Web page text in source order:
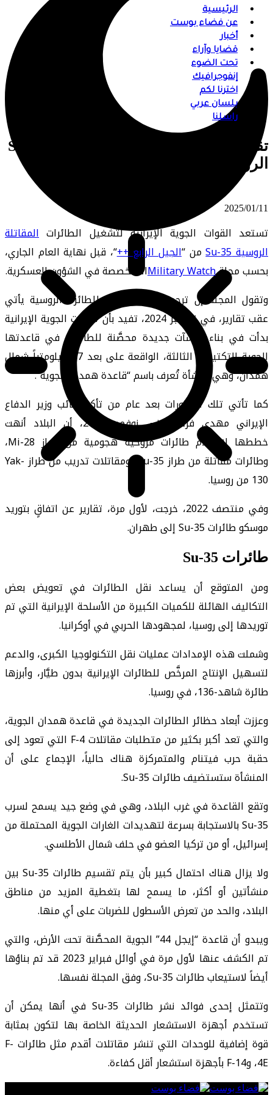
الرئيسية
عن فضاء بوست
أخبار
قضايا وآراء
تحت الضوء
إنفوجرافيك
اخترنا لكم
بلسان عربي
راسلنا
تقرير: إيران تستعد لتشغيل مقاتلات Su-35
الروسية
⠀ 2025/01/11
تستعد القوات الجوية الإيرانية لتشغيل الطائرات المقاتلة
الروسية Su-35
من “الجيل الرابع ++“، قبل نهاية العام الجاري،
بحسب مجلةMilitary Watchالمتخصصة في الشؤون العسكرية.
وتقول المجلة إن ترجيح تشغيل إيران للطائرة الروسية يأتي
عقب تقارير، في نوفمبر 2024، تفيد بأن القوات الجوية الإيرانية
بدأت في بناء منشآت جديدة محصَّنة للطائرات في قاعدتها
الجوية التكتيكية الثالثة، الواقعة على بعد 47 كيلومتراً شمال
همدان، وهي منشأة تُعرف باسم “قاعدة همدان الجوية”.
كما تأتي تلك التطورات بعد عام من تأكيد نائب وزير الدفاع
الإيراني مهدي فرحي، في نوفمبر 2023، أن البلاد أنهت
خططها لاستلام طائرات مروحية هجومية من طراز Mi-28،
وطائرات مقاتلة من طراز Su-35، ومقاتلات تدريب من طراز Yak-
130 من روسيا.
وفي منتصف 2022، خرجت، لأول مرة، تقارير عن اتفاقٍ بتوريد
موسكو طائرات Su-35 إلى طهران.
طائرات Su-35
ومن المتوقع أن يساعد نقل الطائرات في تعويض بعض
التكاليف الهائلة للكميات الكبيرة من الأسلحة الإيرانية التي تم
توريدها إلى روسيا، لمجهودها الحربي في أوكرانيا.
وشملت هذه الإمدادات عمليات نقل التكنولوجيا الكبرى، والدعم
لتسهيل الإنتاج المرخَّص للطائرات الإيرانية بدون طيَّار، وأبرزها
طائرة شاهد-136، في روسيا.
وعززت أبعاد حظائر الطائرات الجديدة في قاعدة همدان الجوية،
والتي تعد أكبر بكثير من متطلبات مقاتلات F-4 التي تعود إلى
حقبة حرب فيتنام والمتمركزة هناك حالياً، الإجماع على أن
المنشأة ستستضيف طائرات Su-35.
وتقع القاعدة في غرب البلاد، وهي في وضع جيد يسمح لسرب
Su-35 بالاستجابة بسرعة لتهديدات الغارات الجوية المحتملة من
إسرائيل، أو من تركيا العضو في حلف شمال الأطلسي.
ولا يزال هناك احتمال كبير بأن يتم تقسيم طائرات Su-35 بين
منشأتين أو أكثر، ما يسمح لها بتغطية المزيد من مناطق
البلاد، والحد من تعرض الأسطول للضربات على أي منها.
ويبدو أن قاعدة “إيجل 44” الجوية المحصَّنة تحت الأرض، والتي
تم الكشف عنها لأول مرة في أوائل فبراير 2023 قد تم بناؤها
أيضاً لاستيعاب طائرات Su-35، وفق المجلة نفسها.
وتتمثل إحدى فوائد نشر طائرات Su-35 في أنها يمكن أن
تستخدم أجهزة الاستشعار الحديثة الخاصة بها لتكون بمثابة
قوة إضافية للوحدات التي تنشر مقاتلات أقدم مثل طائرات F-
4E، وF-14 بأجهزة استشعار أقل كفاءة.